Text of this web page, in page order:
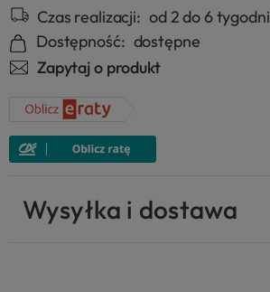
Czas realizacji: od 2 do 6 tygodni
Dostępność: dostępne
Zapytaj o produkt
Wysyłka i dostawa